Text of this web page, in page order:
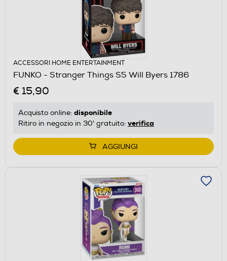
ACCESSORI HOME ENTERTAINMENT
FUNKO - Stranger Things S5 Will Byers 1786
€ 15,90
Acquisto online: disponibile
Ritiro in negozio in 30' gratuito: verifica
AGGIUNGI